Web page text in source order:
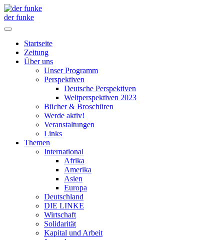
der funke
Startseite
Zeitung
Über uns
Unser Programm
Perspektiven
Deutsche Perspektiven
Weltperspektiven 2023
Bücher & Broschüren
Werde aktiv!
Veranstaltungen
Links
Themen
International
Afrika
Amerika
Asien
Europa
Deutschland
DIE LINKE
Wirtschaft
Solidarität
Kapital und Arbeit